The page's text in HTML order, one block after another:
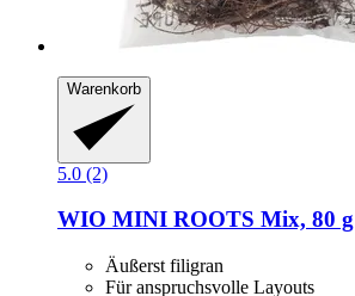
Warenkorb
5.0 (2)
WIO MINI ROOTS Mix, 80 g
Äußerst filigran
Für anspruchsvolle Layouts